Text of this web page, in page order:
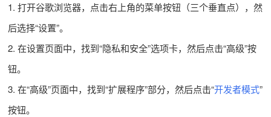
1. 打开谷歌浏览器，点击右上角的菜单按钮（三个垂直点），然
后选择“设置”。
2. 在设置页面中，找到“隐私和安全”选项卡，然后点击“高级”按
钮。
3. 在“高级”页面中，找到“扩展程序”部分，然后点击“开发者模式”
按钮。